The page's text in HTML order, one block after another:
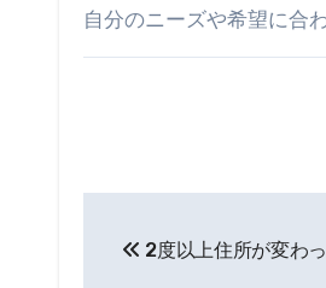
自分のニーズや希望に合
2度以上住所が変わ